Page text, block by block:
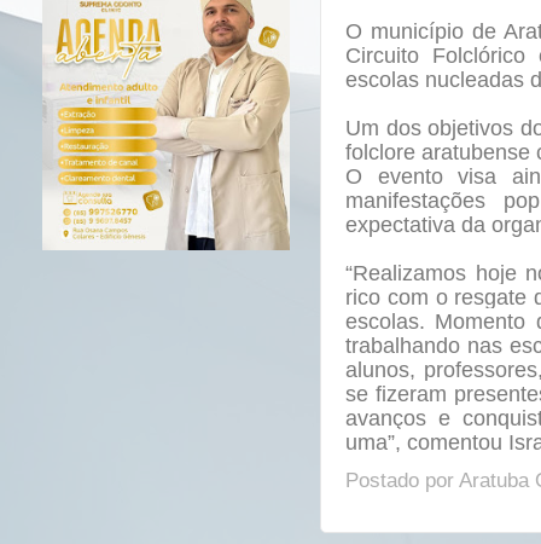
O município de
Circuito
escolas nucleadas
Um dos objetivos
folclore aratubense
O evento visa
manifestações
expectativa da
“Realizamos hoje
rico com o resgate
escolas.
trabalhando nas
alunos,
se fizeram
avanços e
uma”, comentou
Postado por Aratuba